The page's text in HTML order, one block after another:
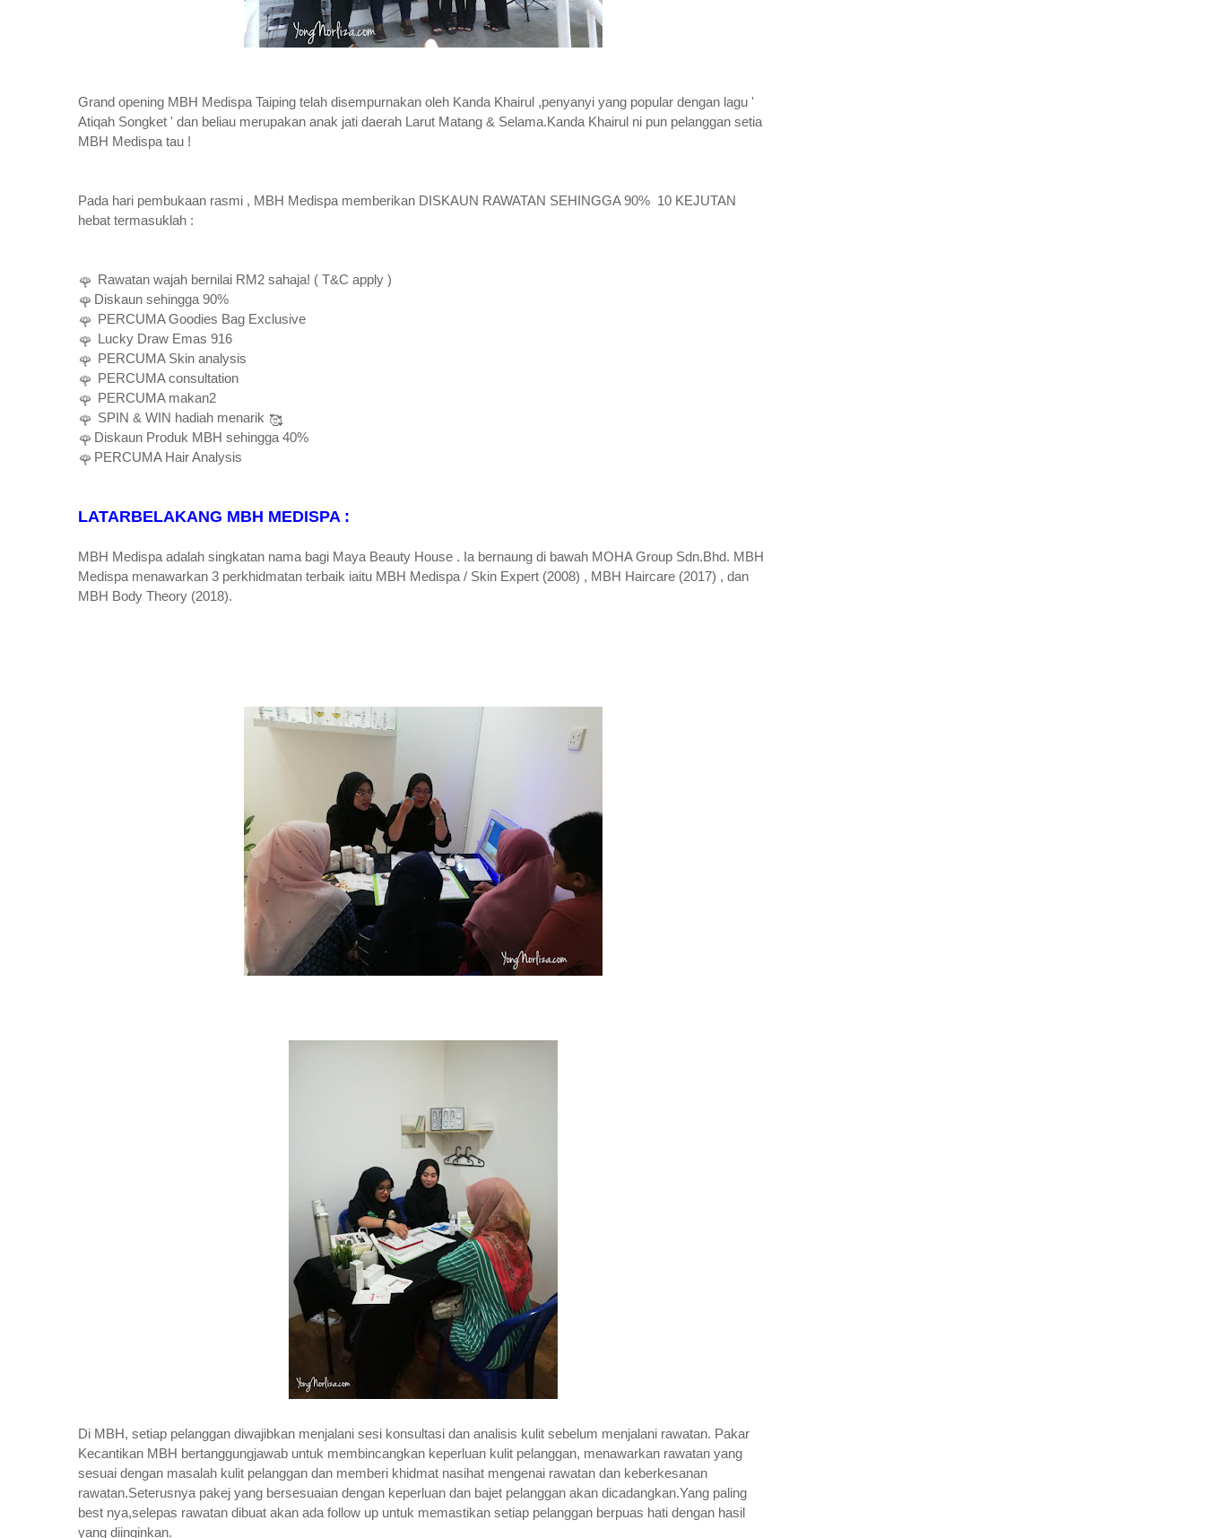
Grand opening MBH Medispa Taiping telah disempurnakan oleh Kanda Khairul ,penyanyi yang popular dengan lagu '
Atiqah Songket ' dan beliau merupakan anak jati daerah Larut Matang & Selama.Kanda Khairul ni pun pelanggan setia
MBH Medispa tau !
Pada hari pembukaan rasmi , MBH Medispa memberikan DISKAUN RAWATAN SEHINGGA 90% 10 KEJUTAN
hebat termasuklah :
🌹 Rawatan wajah bernilai RM2 sahaja! ( T&C apply )
🌹 Diskaun sehingga 90%
🌹 PERCUMA Goodies Bag Exclusive
🌹 Lucky Draw Emas 916
🌹 PERCUMA Skin analysis
🌹 PERCUMA consultation
🌹 PERCUMA makan2
🌹 SPIN & WIN hadiah menarik 🥰
🌹 Diskaun Produk MBH sehingga 40%
🌹 PERCUMA Hair Analysis
LATARBELAKANG MBH MEDISPA :
MBH Medispa adalah singkatan nama bagi Maya Beauty House . Ia bernaung di bawah MOHA Group Sdn.Bhd. MBH
Medispa menawarkan 3 perkhidmatan terbaik iaitu MBH Medispa / Skin Expert (2008) , MBH Haircare (2017) , dan
MBH Body Theory (2018).
Di MBH, setiap pelanggan diwajibkan menjalani sesi konsultasi dan analisis kulit sebelum menjalani rawatan. Pakar
Kecantikan MBH bertanggungjawab untuk membincangkan keperluan kulit pelanggan, menawarkan rawatan yang
sesuai dengan masalah kulit pelanggan dan memberi khidmat nasihat mengenai rawatan dan keberkesanan
rawatan.Seterusnya pakej yang bersesuaian dengan keperluan dan bajet pelanggan akan dicadangkan.Yang paling
best nya,selepas rawatan dibuat akan ada follow up untuk memastikan setiap pelanggan berpuas hati dengan hasil
yang diinginkan.